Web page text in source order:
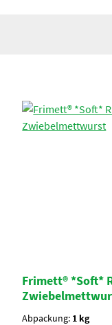
Frimett® *Soft*
Abpackung: 1 kg